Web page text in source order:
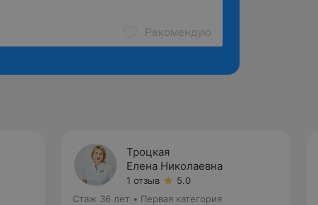
Рекомендую
Троцкая
Елена Николаевна
1 отзыв
5.0
Стаж 36 лет • Первая категория